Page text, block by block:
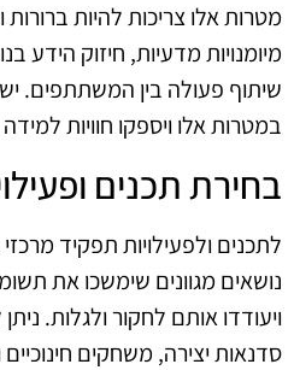
מטרות אלו צריכות להיות ברורות
מיומנויות מדעיות, חיזוק הידע
שיתוף פעולה בין המשתתפים. יש
במטרות אלו ויספקו חוויות
בחירת תכנים
לתכנים ולפעילויות תפקיד
נושאים מגוונים שימשכו את
ויעודדו אותם לחקור ולגלות.
סדנאות יצירה, משחקים חינוכיים